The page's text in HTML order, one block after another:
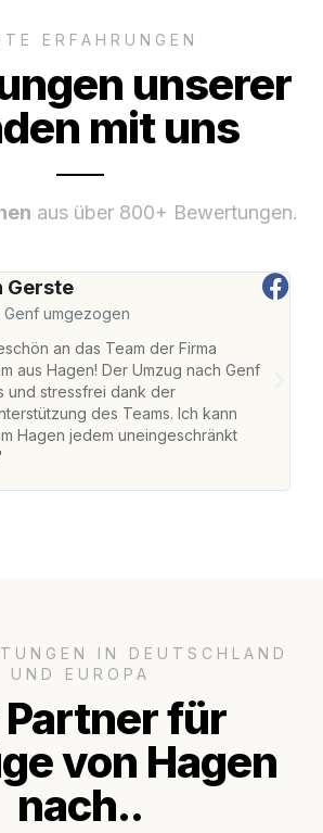
ERFAHRUNGEN
unserer
mit uns
aus über 800+ Bewertungen.
Gerste
Genf umgezogen
an das Team der Firma
aus Hagen! Der Umzug nach Genf
und stressfrei dank der
des Teams. Ich kann
Hagen jedem uneingeschränkt
IN DEUTSCHLAND
UND EUROPA
Partner für
von Hagen
nach..